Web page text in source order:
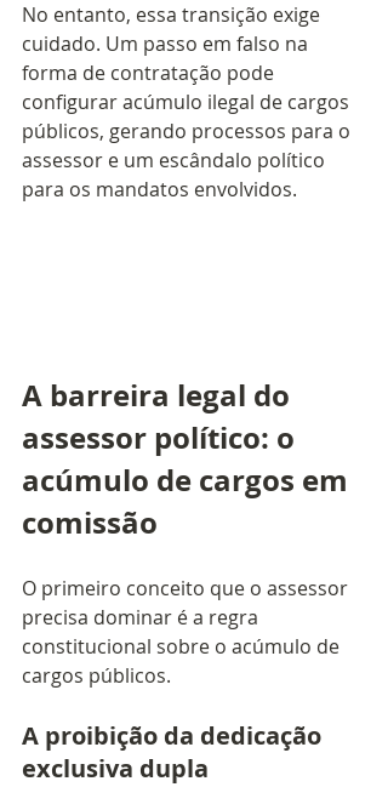
No entanto, essa transição exige
cuidado. Um passo em falso na
forma de contratação pode
configurar acúmulo ilegal de cargos
públicos, gerando processos para o
assessor e um escândalo político
para os mandatos envolvidos.
A barreira legal do
assessor político: o
acúmulo de cargos em
comissão
O primeiro conceito que o assessor
precisa dominar é a regra
constitucional sobre o acúmulo de
cargos públicos.
A proibição da dedicação
exclusiva dupla